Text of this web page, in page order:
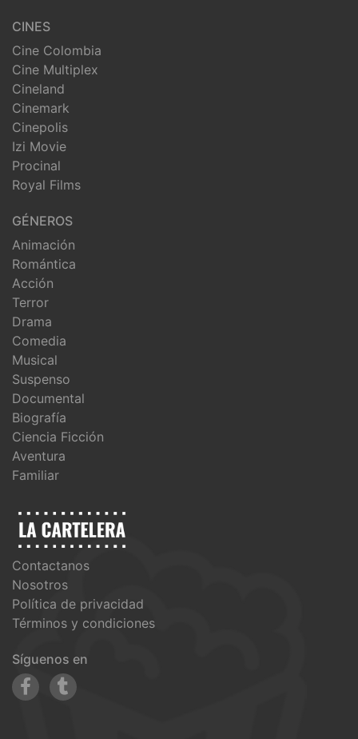
CINES
Cine Colombia
Cine Multiplex
Cineland
Cinemark
Cinepolis
Izi Movie
Procinal
Royal Films
GÉNEROS
Animación
Romántica
Acción
Terror
Drama
Comedia
Musical
Suspenso
Documental
Biografía
Ciencia Ficción
Aventura
Familiar
Contactanos
Nosotros
Política de privacidad
Términos y condiciones
Síguenos en